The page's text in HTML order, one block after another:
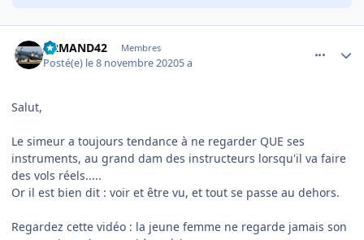
ARMAND42 Membres
Posté(e) le 8 novembre 20205 a
Salut,
Le simeur a toujours tendance à ne regarder QUE ses
instruments, au grand dam des instructeurs lorsqu'il va faire
des vols réels.....
Or il est bien dit : voir et être vu, et tout se passe au dehors.
Regardez cette vidéo : la jeune femme ne regarde jamais son